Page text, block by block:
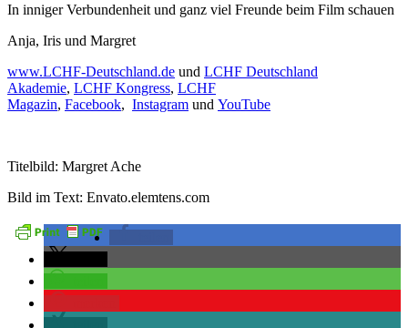
In inniger Verbundenheit und ganz viel Freunde beim Film schauen
Anja, Iris und Margret
www.LCHF-Deutschland.de und LCHF Deutschland
Akademie, LCHF Kongress, LCHF
Magazin, Facebook, Instagram und YouTube
Titelbild: Margret Ache
Bild im Text: Envato.elemtens.com